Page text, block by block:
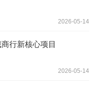
2026-05-14
行新核心项目
2026-05-14